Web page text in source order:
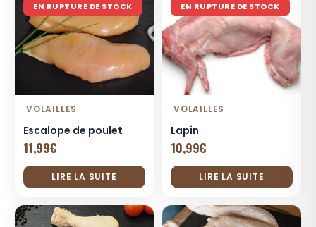
EN RUPTURE DE STOCK
VOLAILLES
Escalope de poulet
11,99€
LIRE LA SUITE
EN RUPTURE DE STOCK
VOLAILLES
Lapin
10,99€
LIRE LA SUITE